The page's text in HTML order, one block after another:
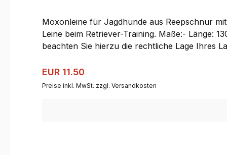
Moxonleine für Jagdhunde aus Reepschnur
Leine beim Retriever-Training. Maße:- Länge:
beachten Sie hierzu die rechtliche Lage Ihres
Verkaufspreis:
EUR 11.50
Preise inkl. MwSt. zzgl. Versandkosten